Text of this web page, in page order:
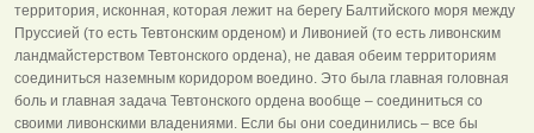
территория, исконная, которая лежит на берегу Балтийского моря между
Пруссией (то есть Тевтонским орденом) и Ливонией (то есть ливонским
ландмайстерством Тевтонского ордена), не давая обеим территориям
соединиться наземным коридором воедино. Это была главная головная
боль и главная задача Тевтонского ордена вообще – соединиться со
своими ливонскими владениями. Если бы они соединились – все бы